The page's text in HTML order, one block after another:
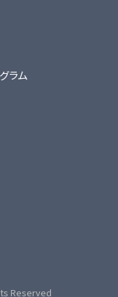
ラム
Reserved